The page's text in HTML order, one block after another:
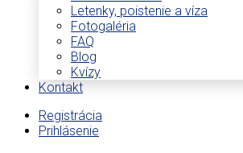
Letenky, poistenie a víza
Fotogaléria
FAQ
Blog
Kvízy
Kontakt
Registrácia
Prihlásenie